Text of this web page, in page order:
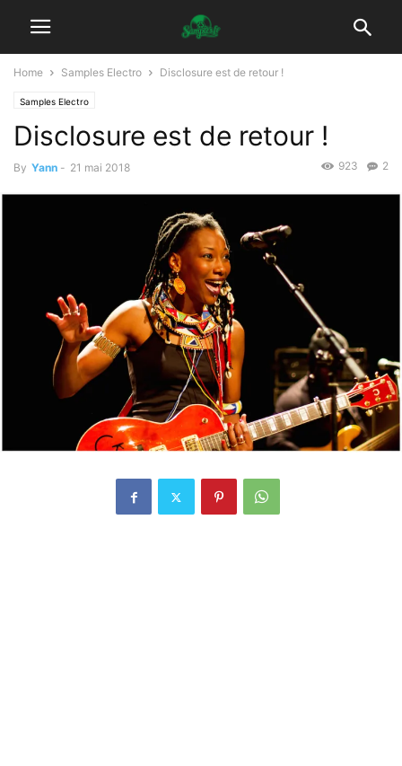
Home Samples Electro Disclosure est de retour !
Samples Electro
Disclosure est de retour !
By Yann - 21 mai 2018 2
923